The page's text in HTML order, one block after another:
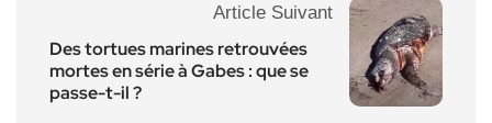
Article Suivant
Des tortues marines retrouvées
mortes en série à Gabes : que se
passe-t-il ?